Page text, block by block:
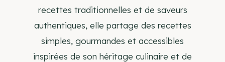
recettes traditionnelles et de saveurs
authentiques, elle partage des recettes
simples, gourmandes et accessibles
inspirées de son héritage culinaire et de